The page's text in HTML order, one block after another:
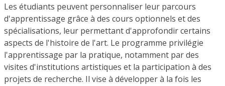
Les étudiants peuvent personnaliser leur parcours
d'apprentissage grâce à des cours optionnels et des
spécialisations, leur permettant d'approfondir certains
aspects de l'histoire de l'art. Le programme privilégie
l'apprentissage par la pratique, notamment par des
visites d'institutions artistiques et la participation à des
projets de recherche. Il vise à développer à la fois les